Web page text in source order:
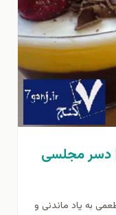
| دسر مجلسی
به یاد ماندنی و